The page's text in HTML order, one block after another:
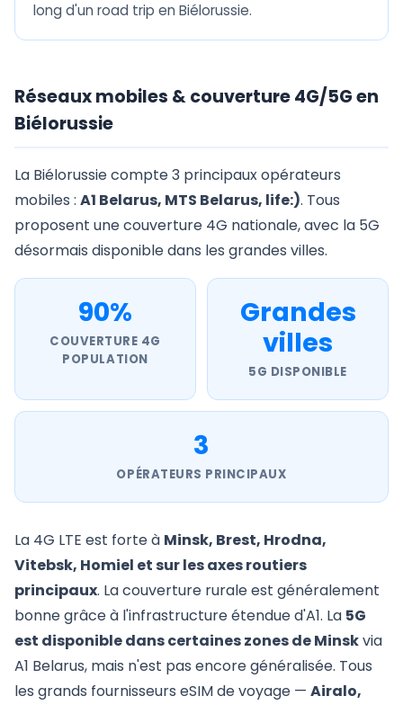
long d'un road trip en Biélorussie.
Réseaux mobiles & couverture 4G/5G en
Biélorussie
La Biélorussie compte 3 principaux opérateurs
mobiles : A1 Belarus, MTS Belarus, life:). Tous
proposent une couverture 4G nationale, avec la 5G
désormais disponible dans les grandes villes.
90%
COUVERTURE 4G
POPULATION
Grandes
villes
5G DISPONIBLE
3
OPÉRATEURS PRINCIPAUX
La 4G LTE est forte à Minsk, Brest, Hrodna,
Vitebsk, Homiel et sur les axes routiers
principaux. La couverture rurale est généralement
bonne grâce à l'infrastructure étendue d'A1. La 5G
est disponible dans certaines zones de Minskvia
A1 Belarus, mais n'est pas encore généralisée. Tous
les grands fournisseurs eSIM de voyage — Airalo,